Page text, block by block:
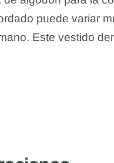
puede variar
Este vestido